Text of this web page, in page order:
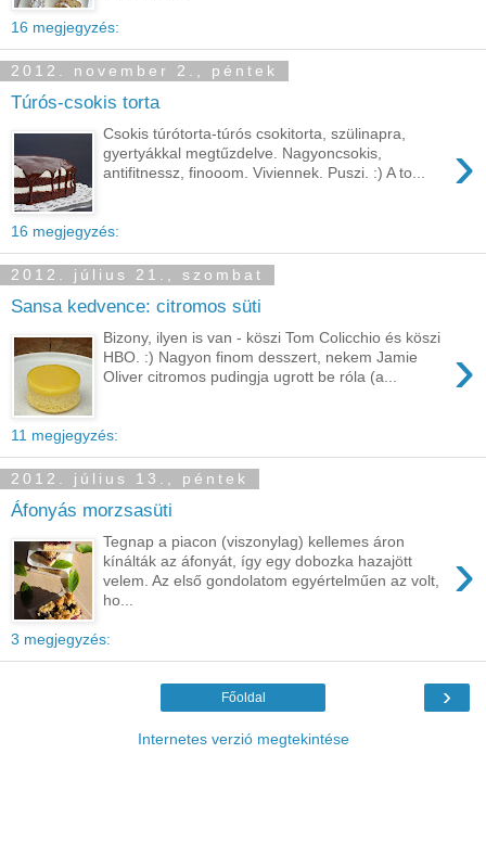
16 megjegyzés:
2012. november 2., péntek
Túrós-csokis torta
›
Csokis túrótorta-túrós csokitorta, szülinapra,
gyertyákkal megtűzdelve. Nagyoncsokis,
antifitnessz, finooom. Viviennek. Puszi. :) A to...
16 megjegyzés:
2012. július 21., szombat
Sansa kedvence: citromos süti
›
Bizony, ilyen is van - köszi Tom Colicchio és köszi
HBO. :) Nagyon finom desszert, nekem Jamie
Oliver citromos pudingja ugrott be róla (a...
11 megjegyzés:
2012. július 13., péntek
Áfonyás morzsasüti
›
Tegnap a piacon (viszonylag) kellemes áron
kínálták az áfonyát, így egy dobozka hazajött
velem. Az első gondolatom egyértelműen az volt,
ho...
3 megjegyzés:
›
Főoldal
Internetes verzió megtekintése